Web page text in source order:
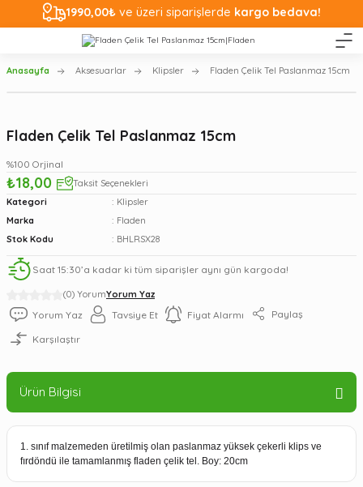
1990,00₺ ve üzeri siparişlerde kargo bedava!
Anasayfa Aksesuarlar Klipsler Fladen Çelik Tel Paslanmaz 15cm
(0) YorumYorum Yaz
Fladen Çelik Tel Paslanmaz 15cm
%100 Orjinal
₺18,00
Taksit Seçenekleri
Kategori
Klipsler
Marka
Fladen
Stok Kodu
BHLRSX28
Saat 15:30’a kadar ki tüm siparişler aynı gün kargoda!
Yorum Yaz Tavsiye Et Fiyat Alarmı Paylaş
Karşılaştır
Ürün Bilgisi
1. sınıf malzemeden üretilmiş olan paslanmaz yüksek çekerli klips ve
fırdöndü ile tamamlanmış fladen çelik tel. Boy: 20cm